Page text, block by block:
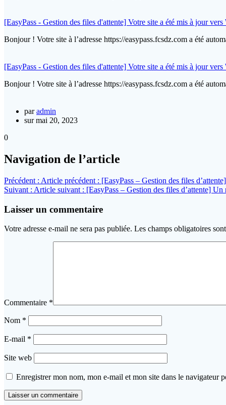
[EasyPass - Gestion des files d'attente] Votre site a été mis à jour vers
Bonjour ! Votre site à l’adresse https://easypass.fcsdz.com a été
[EasyPass - Gestion des files d'attente] Votre site a été mis à jour vers
Bonjour ! Votre site à l’adresse https://easypass.fcsdz.com a été
paradmin
sur mai 20, 2023
0
Navigation de l’article
Précédent : Article précédent : [EasyPass – Gestion des files
Suivant : Article suivant : [EasyPass – Gestion des files d’attente]
Laisser un commentaire
Votre adresse e-mail ne sera pas publiée. Les champs obligatoires
Commentaire *
Nom *
E-mail *
Site web
Enregistrer mon nom, mon e-mail et mon site dans le navigateur